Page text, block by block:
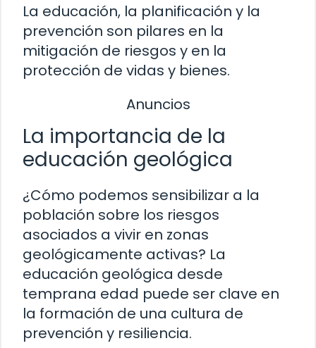
La educación, la planificación y la
prevención son pilares en la
mitigación de riesgos y en la
protección de vidas y bienes.
Anuncios
La importancia de la
educación geológica
¿Cómo podemos sensibilizar a la
población sobre los riesgos
asociados a vivir en zonas
geológicamente activas? La
educación geológica desde
temprana edad puede ser clave en
la formación de una cultura de
prevención y resiliencia.